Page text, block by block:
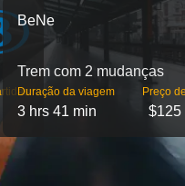
BeNe
Trem com 2 mudanças
Duração da viagem
3 hrs 41 min
Preço
$125